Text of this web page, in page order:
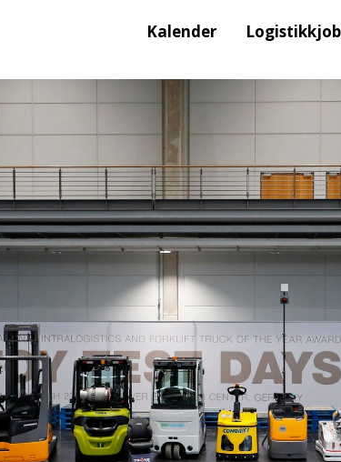
Kalender